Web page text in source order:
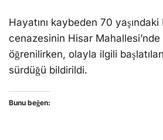
Hayatını kaybeden 70 yaşındaki
cenazesinin Hisar
öğrenilirken, olayla ilgili
sürdüğü bildirildi.
Bunu beğen: